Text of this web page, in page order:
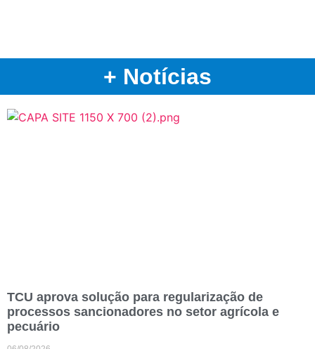
+ Notícias
TCU aprova solução para regularização de
processos sancionadores no setor agrícola e
pecuário